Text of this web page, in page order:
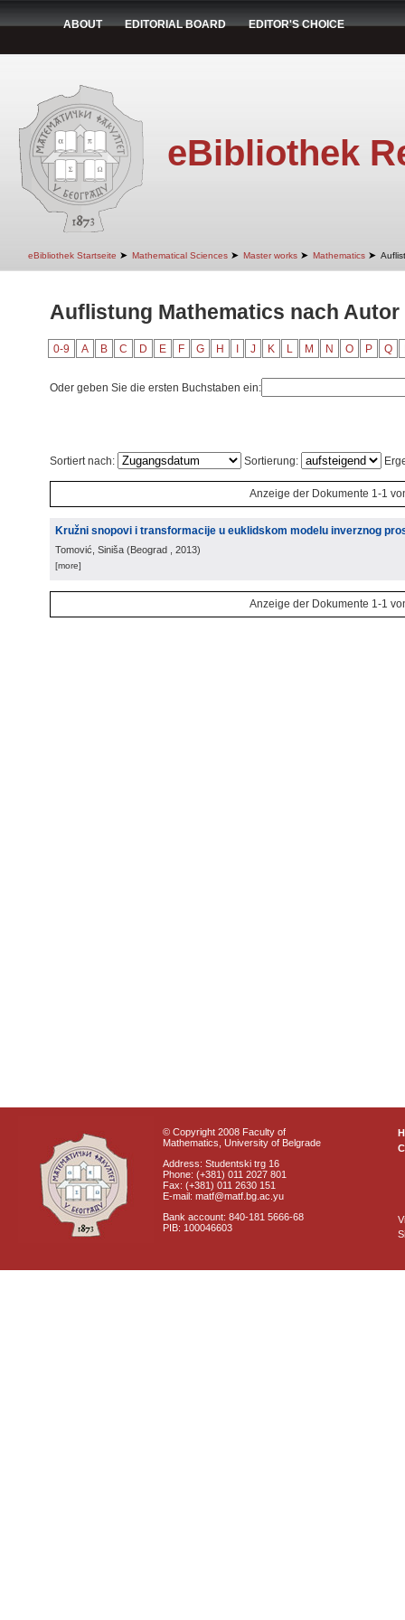
ABOUT EDITORIAL BOARD EDITOR'S CHOICE
eBibliothek
eBibliothek Startseite ➤ Mathematical Sciences ➤ Master works ➤ Mathematics ➤
Auflistung Mathematics nach
0-9 A B C D E F G H J K L M N O P Q
Oder geben Sie die ersten Buchstaben ein:
Sortiert nach: Sortierung:
Anzeige der Dokumente 1-1
Kružni snopovi i transformacije u euklidskom modelu inverznog
Tomović, Siniša (Beograd , 2013)
[more]
Anzeige der Dokumente 1-1
© Copyright 2008 Faculty of
Mathematics, University of Belgrade
Address: Studentski trg 16
Phone: (+381) 011 2027 801
Fax: (+381) 011 2630 151
E-mail: matf@matf.bg.ac.yu
Bank account: 840-181 5666-68
PIB: 100046603